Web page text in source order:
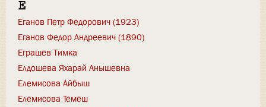
Е
Еганов Петр Федорович (1923)
Еганов Федор Андреевич (1890)
Еграшев Тимка
Елдошева Яхарай Анышевна
Елемисова Айбыш
Елемисова Темеш